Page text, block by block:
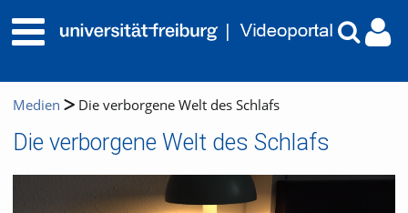
Medien Die verborgene Welt des Schlafs
Die verborgene Welt des Schlafs